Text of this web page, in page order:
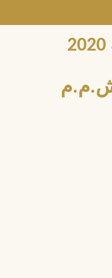
ش.م.م